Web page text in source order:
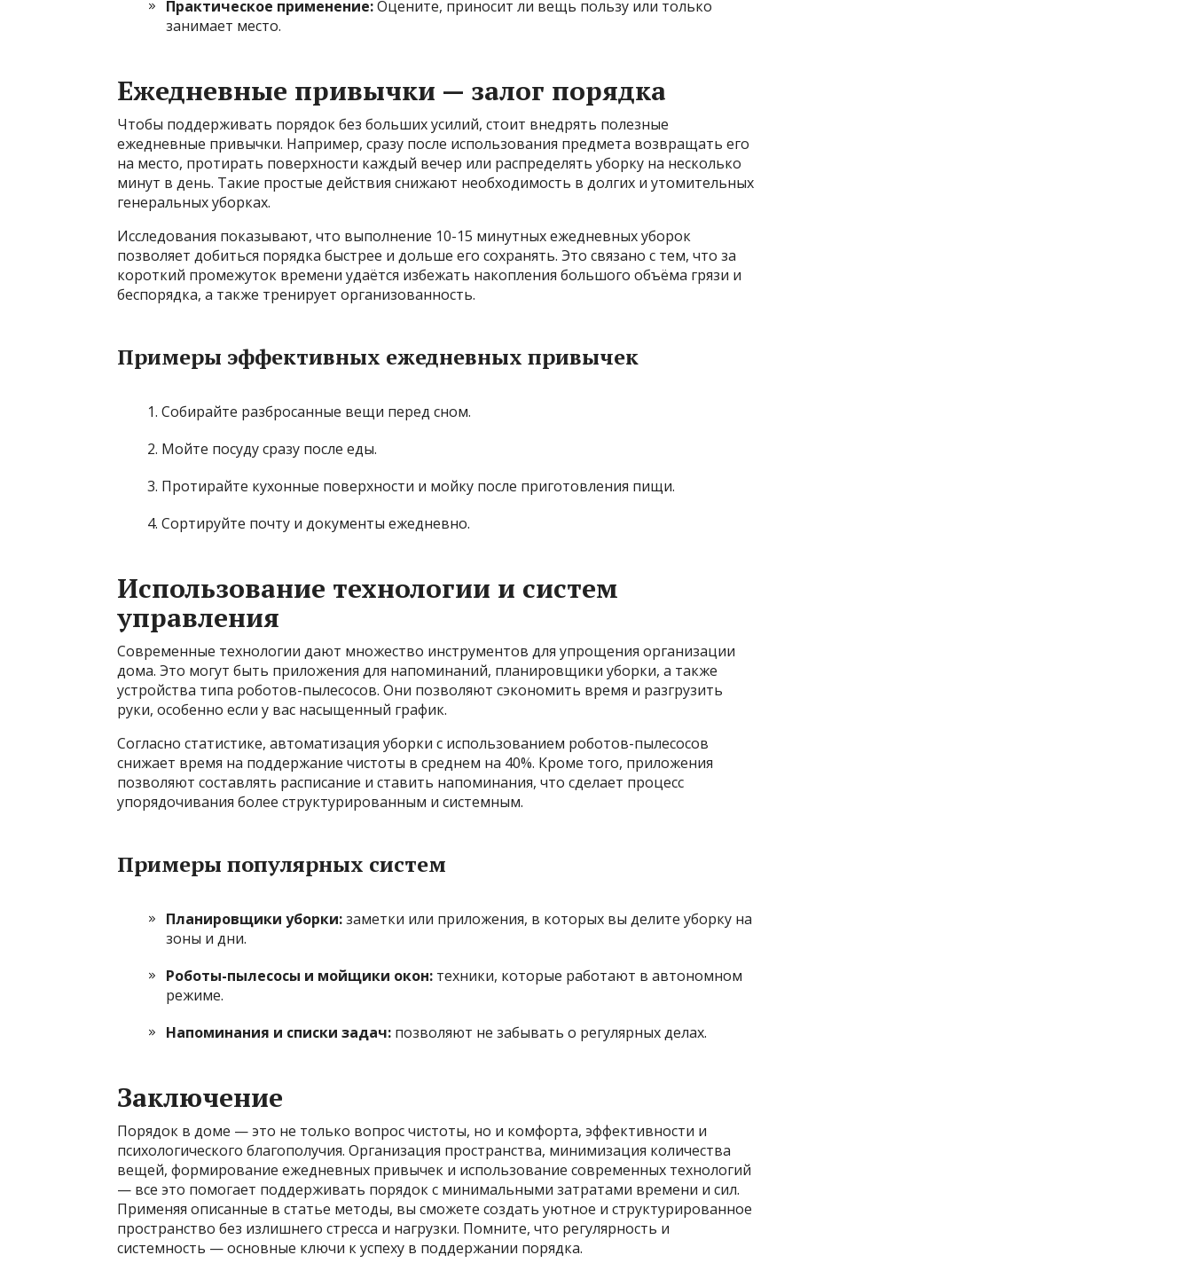
Практическое применение:Оцените, приносит ли вещь пользу или только
занимает место.
Ежедневные привычки — залог порядка
Чтобы поддерживать порядок без больших усилий, стоит внедрять полезные
ежедневные привычки. Например, сразу после использования предмета возвращать его
на место, протирать поверхности каждый вечер или распределять уборку на несколько
минут в день. Такие простые действия снижают необходимость в долгих и утомительных
генеральных уборках.
Исследования показывают, что выполнение 10-15 минутных ежедневных уборок
позволяет добиться порядка быстрее и дольше его сохранять. Это связано с тем, что за
короткий промежуток времени удаётся избежать накопления большого объёма грязи и
беспорядка, а также тренирует организованность.
Примеры эффективных ежедневных привычек
Собирайте разбросанные вещи перед сном.
Мойте посуду сразу после еды.
Протирайте кухонные поверхности и мойку после приготовления пищи.
Сортируйте почту и документы ежедневно.
Использование технологии и систем
управления
Современные технологии дают множество инструментов для упрощения организации
дома. Это могут быть приложения для напоминаний, планировщики уборки, а также
устройства типа роботов-пылесосов. Они позволяют сэкономить время и разгрузить
руки, особенно если у вас насыщенный график.
Согласно статистике, автоматизация уборки с использованием роботов-пылесосов
снижает время на поддержание чистоты в среднем на 40%. Кроме того, приложения
позволяют составлять расписание и ставить напоминания, что сделает процесс
упорядочивания более структурированным и системным.
Примеры популярных систем
Планировщики уборки:заметки или приложения, в которых вы делите уборку на
зоны и дни.
Роботы-пылесосы и мойщики окон: техники, которые работают в автономном
режиме.
Напоминания и списки задач: позволяют не забывать о регулярных делах.
Заключение
Порядок в доме — это не только вопрос чистоты, но и комфорта, эффективности и
психологического благополучия. Организация пространства, минимизация количества
вещей, формирование ежедневных привычек и использование современных технологий
— все это помогает поддерживать порядок с минимальными затратами времени и сил.
Применяя описанные в статье методы, вы сможете создать уютное и структурированное
пространство без излишнего стресса и нагрузки. Помните, что регулярность и
системность — основные ключи к успеху в поддержании порядка.